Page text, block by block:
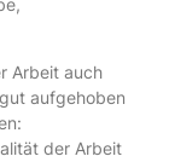
Arbeit auch
aufgehoben
der Arbeit